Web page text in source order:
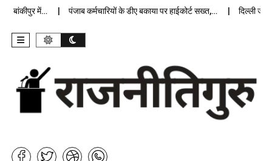
बांकीपुर में… पंजाब कर्मचारियों के डीए बकाया पर हाईकोर्ट सख्त,… दिल्ली जेलों